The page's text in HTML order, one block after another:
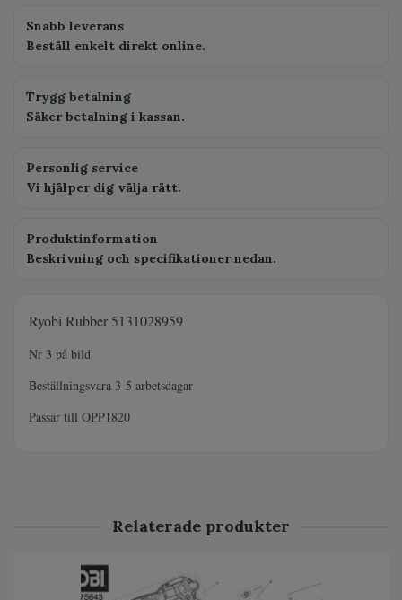
Snabb leverans
Beställ enkelt direkt online.
Trygg betalning
Säker betalning i kassan.
Personlig service
Vi hjälper dig välja rätt.
Produktinformation
Beskrivning och specifikationer nedan.
Ryobi Rubber 5131028959
Nr 3 på bild
Beställningsvara 3-5 arbetsdagar
Passar till OPP1820
Relaterade produkter